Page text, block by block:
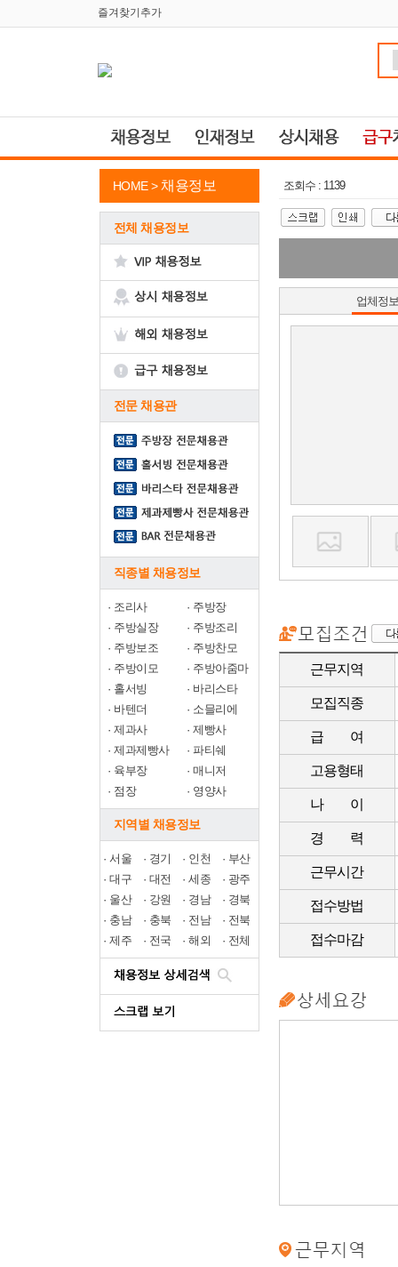
즐겨찾기추가
HOME > 채용정보
전체 채용정보
전문 채용관
직종별 채용정보
· 조리사 · 주방장
· 주방실장 · 주방조리
· 주방보조 · 주방찬모
· 주방이모 · 주방아줌마
· 홀서빙 · 바리스타
· 바텐더 · 소믈리에
·제과사 ·제빵사
·제과제빵사 ·파티쉐
· 육부장 ·매니저
· 점장 · 영양사
지역별 채용정보
· 서울 · 경기 · 인천 · 부산
· 대구 · 대전 · 세종 · 광주
· 울산 · 강원 · 경남 · 경북
· 충남 · 충북 · 전남 · 전북
· 제주 · 전국 · 해외 · 전체
조회수 : 1139
업체정보
근무지역
모집직종
급 여
고용형태
나 이
경 력
근무시간
접수방법
접수마감